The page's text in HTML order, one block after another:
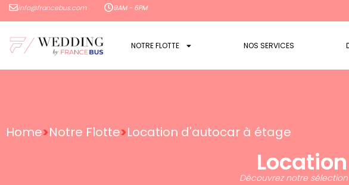
info@francebus.com 9AM - 6PM
NOTRE FLOTTE NOS SERVICES
Home>Notre Flotte>Location d'autocar à étage
Découvrez notre